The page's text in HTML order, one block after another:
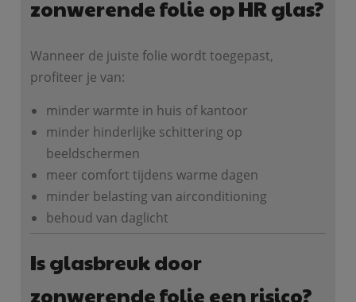
zonwerende folie op HR glas?
Wanneer de juiste folie wordt toegepast,
profiteer je van:
minder warmte in huis of kantoor
minder hinderlijke schittering op
beeldschermen
meer comfort tijdens warme dagen
minder belasting van airconditioning
behoud van daglicht
Is glasbreuk door
zonwerende folie een risico?